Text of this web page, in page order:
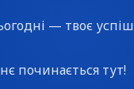
— твоє
починається тут!